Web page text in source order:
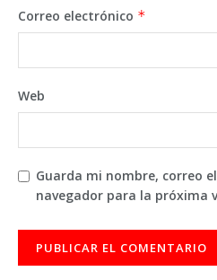
Correo electrónico *
Web
Guarda mi nombre, correo
navegador para la próxima